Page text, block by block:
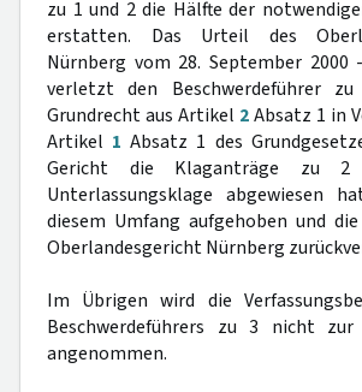
zu 1 und 2 die Hälfte der
erstatten. Das Urteil des
Nürnberg vom 28. September 2000 -
verletzt den Beschwerdeführer
Grundrecht aus Artikel 2Absatz 1 in
Artikel 1 Absatz 1 des
Gericht die Klaganträge zu
Unterlassungsklage abgewiesen
diesem Umfang aufgehoben und
Oberlandesgericht Nürnberg
Im Übrigen wird die
Beschwerdeführers zu 3 nicht zur
angenommen.